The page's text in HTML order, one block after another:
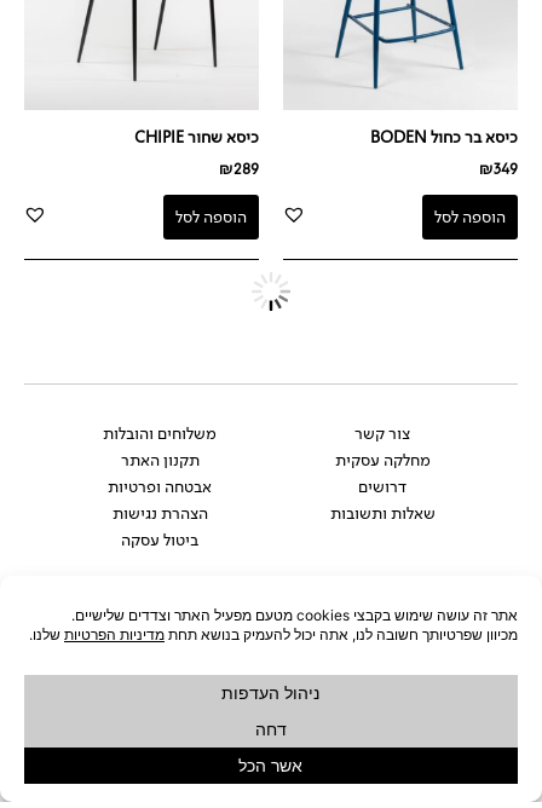
כיסא בר כחול BODEN
₪349
הוספה לסל
כיסא שחור CHIPIE
₪289
הוספה לסל
צור קשר
מחלקה עסקית
דרושים
שאלות ותשובות
משלוחים והובלות
תקנון האתר
אבטחה ופרטיות
הצהרת נגישות
ביטול עסקה
Pinterest
Instagram
Facebook-
Whatsapp
להצטרפות לניוזלטר